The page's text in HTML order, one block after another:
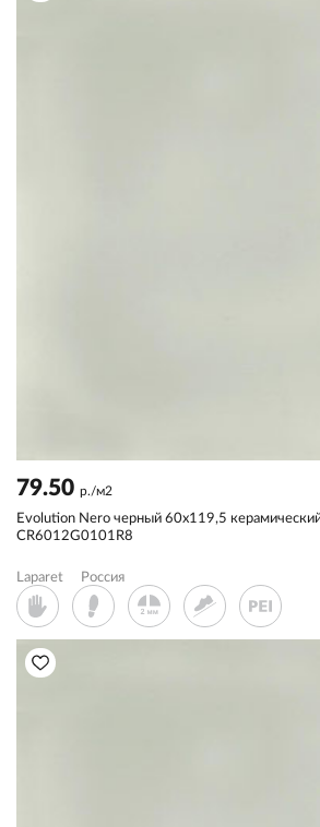
79.50 р./м2
Evolution Nero черный 60x119,5
CR6012G0101R8
Laparet Россия